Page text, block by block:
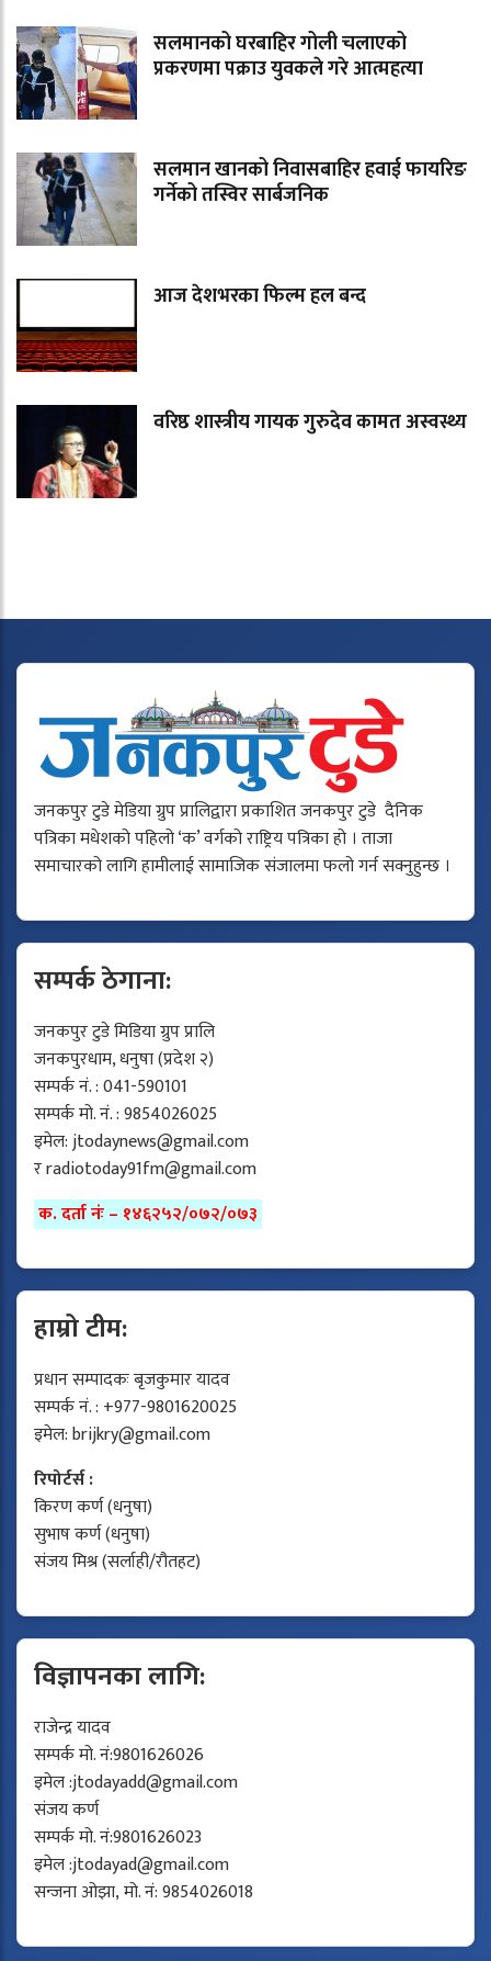
सलमानको घरबाहिर गोली चलाएको
प्रकरणमा पक्राउ युवकले गरे आत्महत्या
सलमान खानको निवासबाहिर हवाई फायरिङ
गर्नेको तस्विर सार्बजनिक
आज देशभरका फिल्म हल बन्द
वरिष्ठ शास्त्रीय गायक गुरुदेव कामत अस्वस्थ्य
जनकपुर टुडे मेडिया ग्रुप प्रालिद्वारा प्रकाशित जनकपुर टुडे दैनिक
पत्रिका मधेशको पहिलो ‘क’ वर्गको राष्ट्रिय पत्रिका हो । ताजा
समाचारको लागि हामीलाई सामाजिक संजालमा फलो गर्न सक्नुहुन्छ ।
सम्पर्क ठेगाना:
जनकपुर टुडे मिडिया ग्रुप प्रालि
जनकपुरधाम, धनुषा (प्रदेश २)
सम्पर्क नं. : 041-590101
सम्पर्क मो. नं. : 9854026025
इमेल:jtodaynews@gmail.com
रradiotoday91fm@gmail.com
क. दर्ता नंः – १४६२५२/०७२/०७३
हाम्रो टीम:
प्रधान सम्पादकः बृजकुमार यादव
सम्पर्क नं. : +977-9801620025
इमेल:brijkry@gmail.com
रिपोर्टर्स :
किरण कर्ण (धनुषा)
सुभाष कर्ण (धनुषा)
संजय मिश्र (सर्लाही/रौतहट)
विज्ञापनका लागि:
राजेन्द्र यादव
सम्पर्क मो. नं:9801626026
इमेल :jtodayadd@gmail.com
संजय कर्ण
सम्पर्क मो. नं:9801626023
इमेल :jtodayad@gmail.com
सन्जना ओझा, मो. नं: 9854026018